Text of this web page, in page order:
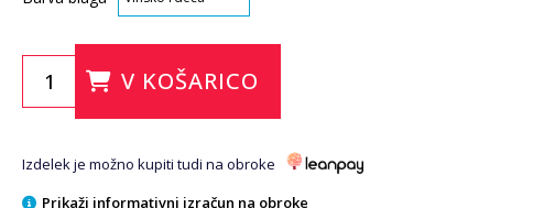
V KOŠARICO
Izdelek je možno kupiti tudi na obroke
Prikaži informativni izračun na obroke